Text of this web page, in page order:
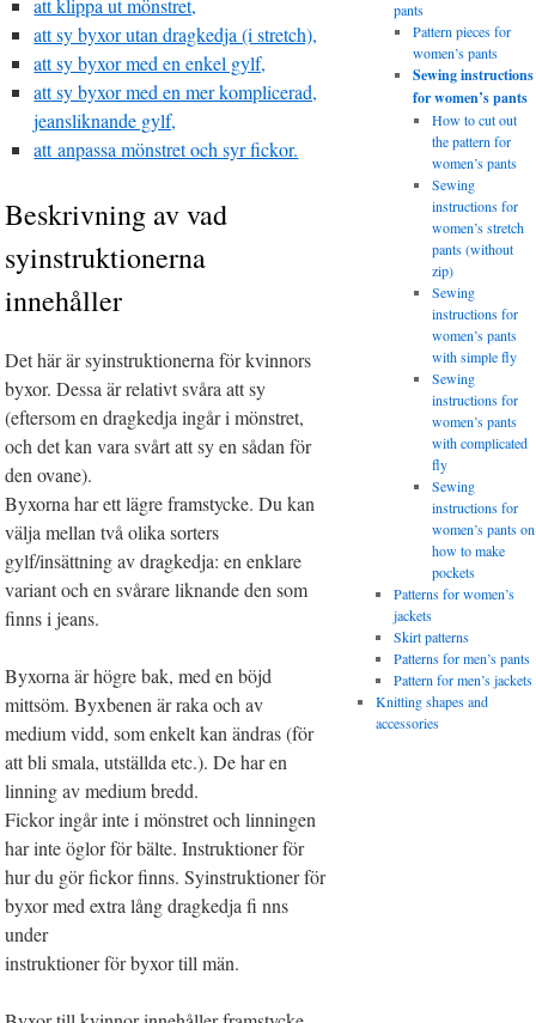
att klippa ut mönstret,
att sy byxor utan dragkedja (i stretch),
att sy byxor med en enkel gylf,
att sy byxor med en mer komplicerad,
jeansliknande gylf,
att anpassa mönstret och syr fickor.
Beskrivning av vad
syinstruktionerna
innehåller
Det här är syinstruktionerna för kvinnors
byxor. Dessa är relativt svåra att sy
(eftersom en dragkedja ingår i mönstret,
och det kan vara svårt att sy en sådan för
den ovane).
Byxorna har ett lägre framstycke. Du kan
välja mellan två olika sorters
gylf/insättning av dragkedja: en enklare
variant och en svårare liknande den som
finns i jeans.
Byxorna är högre bak, med en böjd
mittsöm. Byxbenen är raka och av
medium vidd, som enkelt kan ändras (för
att bli smala, utställda etc.). De har en
linning av medium bredd.
Fickor ingår inte i mönstret och linningen
har inte öglor för bälte. Instruktioner för
hur du gör fickor finns. Syinstruktioner för
byxor med extra lång dragkedja fi nns
under
instruktioner för byxor till män.
pants
Pattern pieces for
women’s pants
Sewing instructions
for women’s pants
How to cut out
the pattern for
women’s pants
Sewing
instructions for
women’s stretch
pants (without
zip)
Sewing
instructions for
women’s pants
with simple fly
Sewing
instructions for
women’s pants
with complicated
fly
Sewing
instructions for
women’s pants on
how to make
pockets
Patterns for women’s
jackets
Skirt patterns
Patterns for men’s pants
Pattern for men’s jackets
Knitting shapes and
accessories